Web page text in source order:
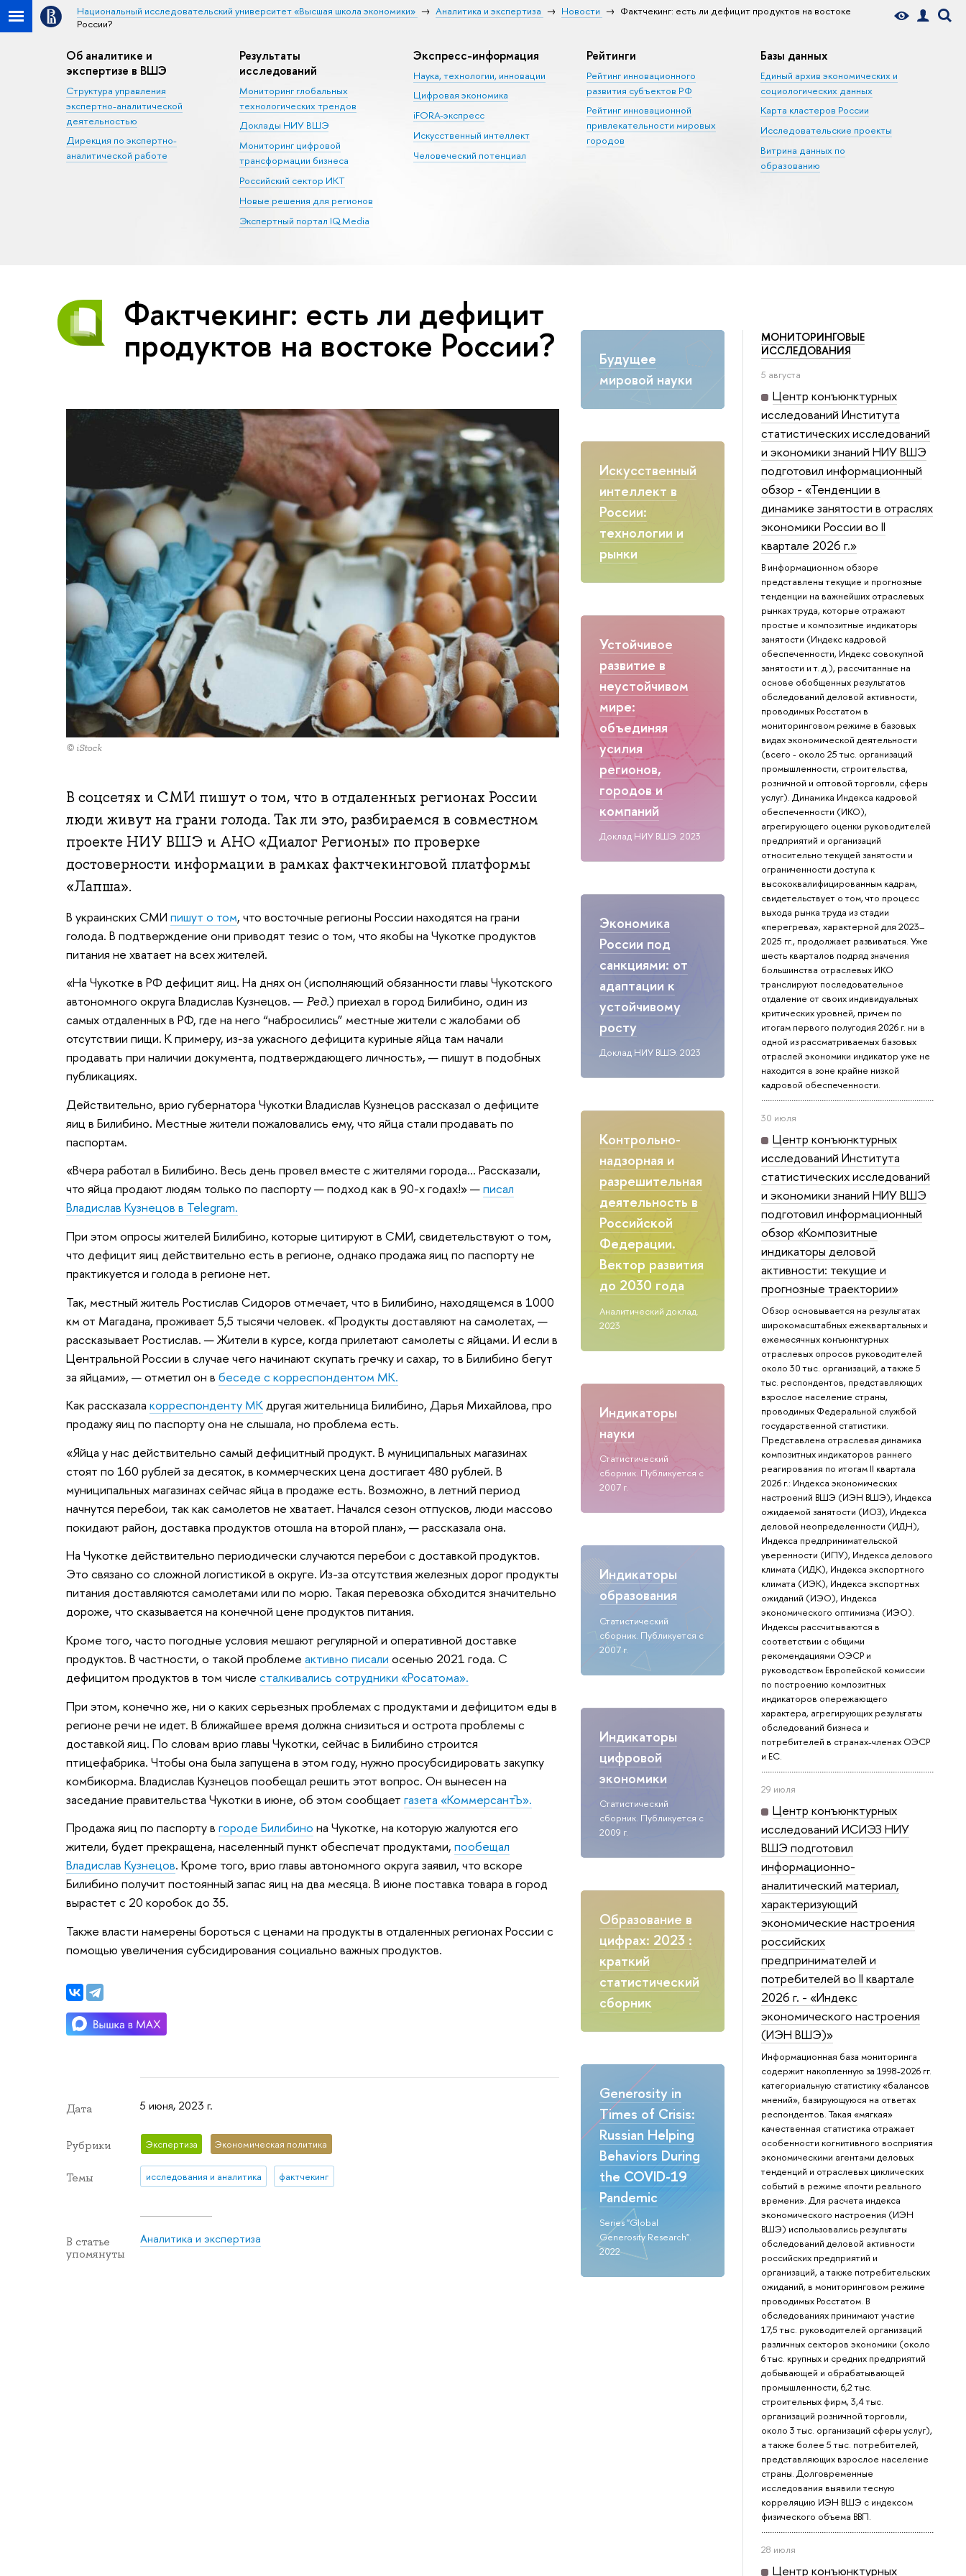
Национальный исследовательский университет «Высшая школа экономики» Аналитика и экспертиза Новости
Фактчекинг: есть ли дефицит продуктов на востоке
России?
Об аналитике и
экспертизе в ВШЭ
Структура управления
экспертно-аналитической
деятельностью
Дирекция по экспертно-
аналитической работе
Результаты
исследований
Мониторинг глобальных
технологических трендов
Доклады НИУ ВШЭ
Мониторинг цифровой
трансформации бизнеса
Российский сектор ИКТ
Новые решения для регионов
Экспертный портал IQ.Media
Экспресс-информация
Наука, технологии, инновации
Цифровая экономика
iFORA-экспресс
Искусственный интеллект
Человеческий потенциал
Рейтинги
Рейтинг инновационного
развития субъектов РФ
Рейтинг инновационной
привлекательности мировых
городов
Базы данных
Единый архив экономических и
социологических данных
Карта кластеров России
Исследовательские проекты
Витрина данных по
образованию
Будущее
мировой науки
Искусственный
интеллект в
России:
технологии и
рынки
Устойчивое
развитие в
неустойчивом
мире:
объединяя
усилия
регионов,
городов и
компаний
Доклад НИУ ВШЭ. 2023
Экономика
России под
санкциями: от
адаптации к
устойчивому
росту
Доклад НИУ ВШЭ. 2023
Контрольно-
надзорная и
разрешительная
деятельность в
Российской
Федерации.
Вектор развития
до 2030 года
Аналитический доклад.
2023
Индикаторы
науки
Статистический
сборник. Публикуется с
2007 г.
Индикаторы
образования
Статистический
сборник. Публикуется с
2007 г.
Индикаторы
цифровой
экономики
Статистический
сборник. Публикуется с
2009 г.
Образование в
цифрах: 2023 :
краткий
статистический
сборник
Generosity in
Times of Crisis:
Russian Helping
Behaviors During
the COVID-19
Pandemic
Series "Global
Generosity Research".
2022
МОНИТОРИНГОВЫЕ
ИССЛЕДОВАНИЯ
5 августа
Центр конъюнктурных
исследований Института
статистических исследований
и экономики знаний НИУ ВШЭ
подготовил информационный
обзор - «Тенденции в
динамике занятости в отраслях
экономики России во II
квартале 2026 г.»
В информационном обзоре
представлены текущие и прогнозные
тенденции на важнейших отраслевых
рынках труда, которые отражают
простые и композитные индикаторы
занятости (Индекс кадровой
обеспеченности, Индекс совокупной
занятости и т. д.), рассчитанные на
основе обобщенных результатов
обследований деловой активности,
проводимых Росстатом в
мониторинговом режиме в базовых
видах экономической деятельности
(всего - около 25 тыс. организаций
промышленности, строительства,
розничной и оптовой торговли, сферы
услуг). Динамика Индекса кадровой
обеспеченности (ИКО),
агрегирующего оценки руководителей
предприятий и организаций
относительно текущей занятости и
ограниченности доступа к
высококвалифицированным кадрам,
свидетельствует о том, что процесс
выхода рынка труда из стадии
«перегрева», характерной для 2023–
2025 гг., продолжает развиваться. Уже
шесть кварталов подряд значения
большинства отраслевых ИКО
транслируют последовательное
отдаление от своих индивидуальных
критических уровней, причем по
итогам первого полугодия 2026 г. ни в
одной из рассматриваемых базовых
отраслей экономики индикатор уже не
находится в зоне крайне низкой
кадровой обеспеченности.
30 июля
Центр конъюнктурных
исследований Института
статистических исследований
и экономики знаний НИУ ВШЭ
подготовил информационный
обзор «Композитные
индикаторы деловой
активности: текущие и
прогнозные траектории»
Обзор основывается на результатах
широкомасштабных ежеквартальных и
ежемесячных конъюнктурных
отраслевых опросов руководителей
около 30 тыс. организаций, а также 5
тыс. респондентов, представляющих
взрослое население страны,
проводимых Федеральной службой
государственной статистики.
Представлена отраслевая динамика
композитных индикаторов раннего
реагирования по итогам II квартала
2026 г.: Индекса экономических
настроений ВШЭ (ИЭН ВШЭ), Индекса
ожидаемой занятости (ИОЗ), Индекса
деловой неопределенности (ИДН),
Индекса предпринимательской
уверенности (ИПУ), Индекса делового
климата (ИДК), Индекса экспортного
климата (ИЭК), Индекса экспортных
ожиданий (ИЭО), Индекса
экономического оптимизма (ИЭО).
Индексы рассчитываются в
соответствии с общими
рекомендациями ОЭСР и
руководством Европейской комиссии
по построению композитных
индикаторов опережающего
характера, агрегирующих результаты
обследований бизнеса и
потребителей в странах-членах ОЭСР
и ЕС.
29 июля
Центр конъюнктурных
исследований ИСИЭЗ НИУ
ВШЭ подготовил
информационно-
аналитический материал,
характеризующий
экономические настроения
российских
предпринимателей и
потребителей во II квартале
2026 г. - «Индекс
экономического настроения
(ИЭН ВШЭ)»
Информационная база мониторинга
содержит накопленную за 1998-2026 гг.
категориальную статистику «балансов
мнений», базирующуюся на ответах
респондентов. Такая «мягкая»
качественная статистика отражает
особенности когнитивного восприятия
экономическими агентами деловых
тенденций и отраслевых циклических
событий в режиме «почти реального
времени». Для расчета индекса
экономического настроения (ИЭН
ВШЭ) использовались результаты
обследований деловой активности
российских предприятий и
организаций, а также потребительских
ожиданий, в мониторинговом режиме
проводимых Росстатом. В
обследованиях принимают участие
17,5 тыс. руководителей организаций
различных секторов экономики (около
6 тыс. крупных и средних предприятий
добывающей и обрабатывающей
промышленности, 6,2 тыс.
строительных фирм, 3,4 тыс.
организаций розничной торговли,
около 3 тыс. организаций сферы услуг),
а также более 5 тыс. потребителей,
представляющих взрослое население
страны. Долговременные
исследования выявили тесную
корреляцию ИЭН ВШЭ с индексом
физического объема ВВП.
28 июля
Центр конъюнктурных
Фактчекинг: есть ли дефицит
продуктов на востоке России?
© iStock
В соцсетях и СМИ пишут о том, что в отдаленных регионах России
люди живут на грани голода. Так ли это, разбираемся в совместном
проекте НИУ ВШЭ и АНО «Диалог Регионы» по проверке
достоверности информации в рамках фактчекинговой платформы
«Лапша».
В украинских СМИ пишут о том, что восточные регионы России находятся на грани
голода. В подтверждение они приводят тезис о том, что якобы на Чукотке продуктов
питания не хватает на всех жителей.
«На Чукотке в РФ дефицит яиц. На днях он (исполняющий обязанности главы Чукотского
автономного округа Владислав Кузнецов. —Ред.) приехал в город Билибино, один из
самых отдаленных в РФ, где на него “набросились” местные жители с жалобами об
отсутствии пищи. К примеру, из-за ужасного дефицита куриные яйца там начали
продавать при наличии документа, подтверждающего личность», — пишут в подобных
публикациях.
Действительно, врио губернатора Чукотки Владислав Кузнецов рассказал о дефиците
яиц в Билибино. Местные жители пожаловались ему, что яйца стали продавать по
паспортам.
«Вчера работал в Билибино. Весь день провел вместе с жителями города… Рассказали,
что яйца продают людям только по паспорту — подход как в 90-х годах!» —писал
Владислав Кузнецов в Telegram.
При этом опросы жителей Билибино, которые цитируют в СМИ, свидетельствуют о том,
что дефицит яиц действительно есть в регионе, однако продажа яиц по паспорту не
практикуется и голода в регионе нет.
Так, местный житель Ростислав Сидоров отмечает, что в Билибино, находящемся в 1000
км от Магадана, проживает 5,5 тысячи человек. «Продукты доставляют на самолетах, —
рассказывает Ростислав. — Жители в курсе, когда прилетают самолеты с яйцами. И если в
Центральной России в случае чего начинают скупать гречку и сахар, то в Билибино бегут
за яйцами», — отметил он в беседе с корреспондентом МК.
Как рассказала корреспонденту МКдругая жительница Билибино, Дарья Михайлова, про
продажу яиц по паспорту она не слышала, но проблема есть.
«Яйца у нас действительно самый дефицитный продукт. В муниципальных магазинах
стоят по 160 рублей за десяток, в коммерческих цена достигает 480 рублей. В
муниципальных магазинах сейчас яйца в продаже есть. Возможно, в летний период
начнутся перебои, так как самолетов не хватает. Начался сезон отпусков, люди массово
покидают район, доставка продуктов отошла на второй план», — рассказала она.
На Чукотке действительно периодически случаются перебои с доставкой продуктов.
Это связано со сложной логистикой в округе. Из-за отсутствия железных дорог продукты
питания доставляются самолетами или по морю. Такая перевозка обходится значительно
дороже, что сказывается на конечной цене продуктов питания.
Кроме того, часто погодные условия мешают регулярной и оперативной доставке
продуктов. В частности, о такой проблеме активно писали осенью 2021 года. С
дефицитом продуктов в том числе сталкивались сотрудники «Росатома».
При этом, конечно же, ни о каких серьезных проблемах с продуктами и дефицитом еды в
регионе речи не идет. В ближайшее время должна снизиться и острота проблемы с
доставкой яиц. По словам врио главы Чукотки, сейчас в Билибино строится
птицефабрика. Чтобы она была запущена в этом году, нужно просубсидировать закупку
комбикорма. Владислав Кузнецов пообещал решить этот вопрос. Он вынесен на
заседание правительства Чукотки в июне, об этом сообщает газета «КоммерсантЪ».
Продажа яиц по паспорту в городе Билибино на Чукотке, на которую жалуются его
жители, будет прекращена, населенный пункт обеспечат продуктами, пообещал
Владислав Кузнецов. Кроме того, врио главы автономного округа заявил, что вскоре
Билибино получит постоянный запас яиц на два месяца. В июне поставка товара в город
вырастет с 20 коробок до 35.
Также власти намерены бороться с ценами на продукты в отдаленных регионах России с
помощью увеличения субсидирования социально важных продуктов.
Дата 5 июня, 2023 г.
Рубрики Экспертиза Экономическая политика
Темы исследования и аналитика фактчекинг
В статье
упомянуты
Аналитика и экспертиза